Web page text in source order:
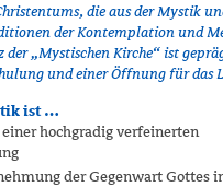
die aus der Mystik
der Kontemplation und
der „Mystischen Kirche“ ist
und einer Öffnung für das
ist …
hochgradig verfeinerten
der Gegenwart Gottes